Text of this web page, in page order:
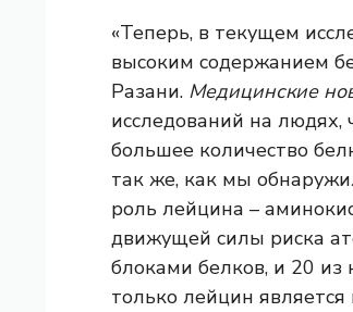
«Теперь, в текущем
высоким содержанием
Разани. Медицинские
исследований на людях,
большее количество
так же, как мы
роль лейцина –
движущей силы риска
блоками белков, и 20
только лейцин